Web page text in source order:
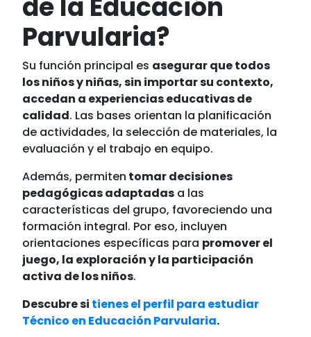
de la Educación
Parvularia?
Su función principal es asegurar que todos
los niños y niñas, sin importar su contexto,
accedan a experiencias educativas de
calidad. Las bases orientan la planificación
de actividades, la selección de materiales, la
evaluación y el trabajo en equipo.
Además, permiten tomar decisiones
pedagógicas adaptadas a las
características del grupo, favoreciendo una
formación integral. Por eso, incluyen
orientaciones específicas para promover el
juego, la exploración y la participación
activa de los niños.
Descubre si tienes el perfil para estudiar
Técnico en Educación Parvularia.